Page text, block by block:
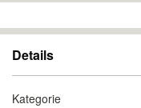
Details
Kategorie